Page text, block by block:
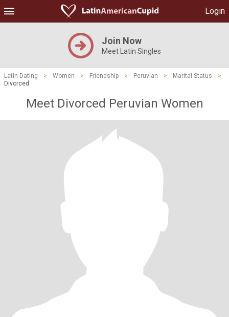
Login
Join Now
Meet Latin Singles
Latin Dating > Women > Friendship > Peruvian > Marital Status
>
Divorced
Meet Divorced Peruvian Women